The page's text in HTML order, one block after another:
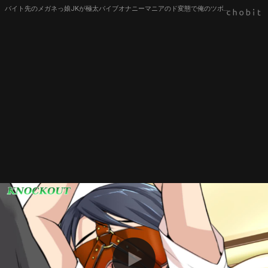
バイト先のメガネっ娘JKが極太バイブオナニーマニアのド変態で俺のツボだった